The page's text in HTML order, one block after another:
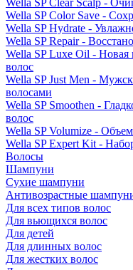
Wella SP Clear Scalp -
Wella SP Color Save -
Wella SP Hydrate -
Wella SP Repair -
Wella SP Luxe Oil - Новая
волос
Wella SP Just Men -
волосами
Wella SP Smoothen -
волос
Wella SP Volumize -
Wella SP Expert Kit -
Волосы
Шампуни
Сухие шампуни
Антивозрастные
Для всех типов волос
Для вьющихся волос
Для детей
Для длинных волос
Для жестких волос